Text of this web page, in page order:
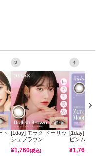
ト
3
[1day] モラク ドーリッ
シュブラウン
¥1,760(税込)
4
[1day] ミレ
ピンムーン
¥1,760